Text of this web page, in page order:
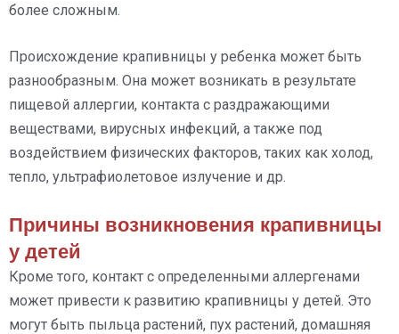
более сложным.
Происхождение крапивницы у ребенка может быть
разнообразным. Она может возникать в результате
пищевой аллергии, контакта с раздражающими
веществами, вирусных инфекций, а также под
воздействием физических факторов, таких как холод,
тепло, ультрафиолетовое излучение и др.
Причины возникновения крапивницы
у детей
Кроме того, контакт с определенными аллергенами
может привести к развитию крапивницы у детей. Это
могут быть пыльца растений, пух растений, домашняя